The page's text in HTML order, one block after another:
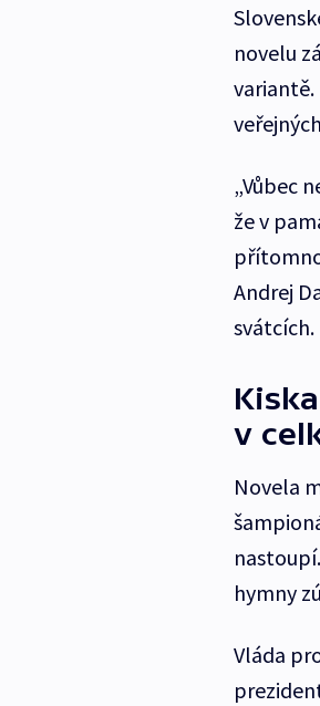
novelu
variantě.
„Vůbec
že v
Andrej
svátcích.
v
Novela
hymny
Vláda